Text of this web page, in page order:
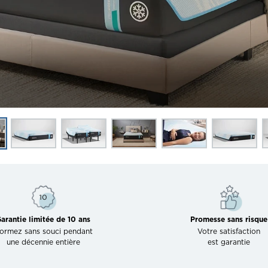
limitée de 10 ans
sans souci pendant
une décennie entière
Promesse sans risque
Votre satisfaction
est garantie